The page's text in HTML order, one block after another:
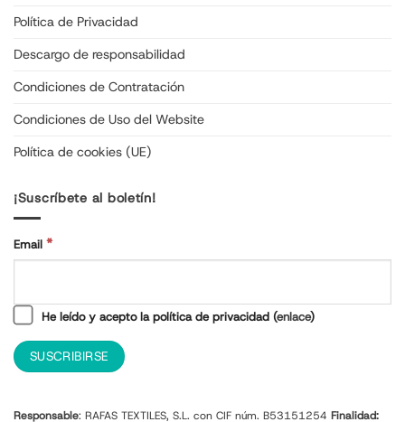
Política de Privacidad
Descargo de responsabilidad
Condiciones de Contratación
Condiciones de Uso del Website
Política de cookies (UE)
¡Suscríbete al boletín!
Email *
He leído y acepto la política de privacidad (enlace)
Responsable: RAFAS TEXTILES, S.L. con CIF núm. B53151254 Finalidad: